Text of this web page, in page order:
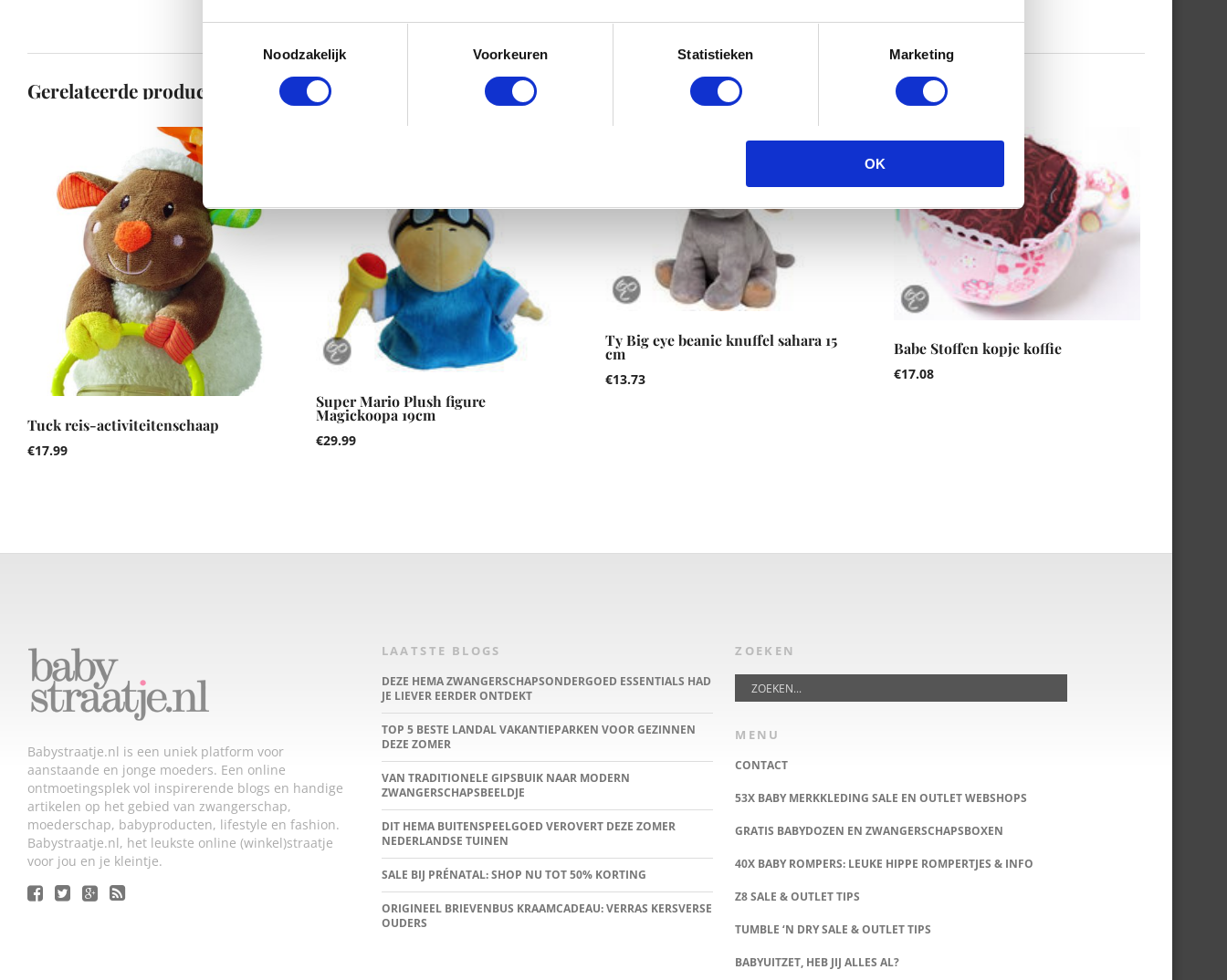
Noodzakelijk
Voorkeuren Statistieken Marketing
OK
Gerelateerde producten
Tuck reis-activiteitenschaap
€17.99
Super Mario Plush figure
Magickoopa 19cm
€29.99
Ty Big eye beanie knuffel sahara 15
cm
€13.73
Babe Stoffen kopje koffie
€17.08
Babystraatje.nl is een uniek platform voor
aanstaande en jonge moeders. Een online
ontmoetingsplek vol inspirerende blogs en handige
artikelen op het gebied van zwangerschap,
moederschap, babyproducten, lifestyle en fashion.
Babystraatje.nl, het leukste online (winkel)straatje
voor jou en je kleintje.
LAATSTE BLOGS
DEZE HEMA ZWANGERSCHAPSONDERGOED ESSENTIALS HAD
JE LIEVER EERDER ONTDEKT
TOP 5 BESTE LANDAL VAKANTIEPARKEN VOOR GEZINNEN
DEZE ZOMER
VAN TRADITIONELE GIPSBUIK NAAR MODERN
ZWANGERSCHAPSBEELDJE
DIT HEMA BUITENSPEELGOED VEROVERT DEZE ZOMER
NEDERLANDSE TUINEN
SALE BIJ PRÉNATAL: SHOP NU TOT 50% KORTING
ORIGINEEL BRIEVENBUS KRAAMCADEAU: VERRAS KERSVERSE
OUDERS
ZOEKEN
MENU
CONTACT
53X BABY MERKKLEDING SALE EN OUTLET WEBSHOPS
GRATIS BABYDOZEN EN ZWANGERSCHAPSBOXEN
40X BABY ROMPERS: LEUKE HIPPE ROMPERTJES & INFO
Z8 SALE & OUTLET TIPS
TUMBLE ‘N DRY SALE & OUTLET TIPS
BABYUITZET, HEB JIJ ALLES AL?